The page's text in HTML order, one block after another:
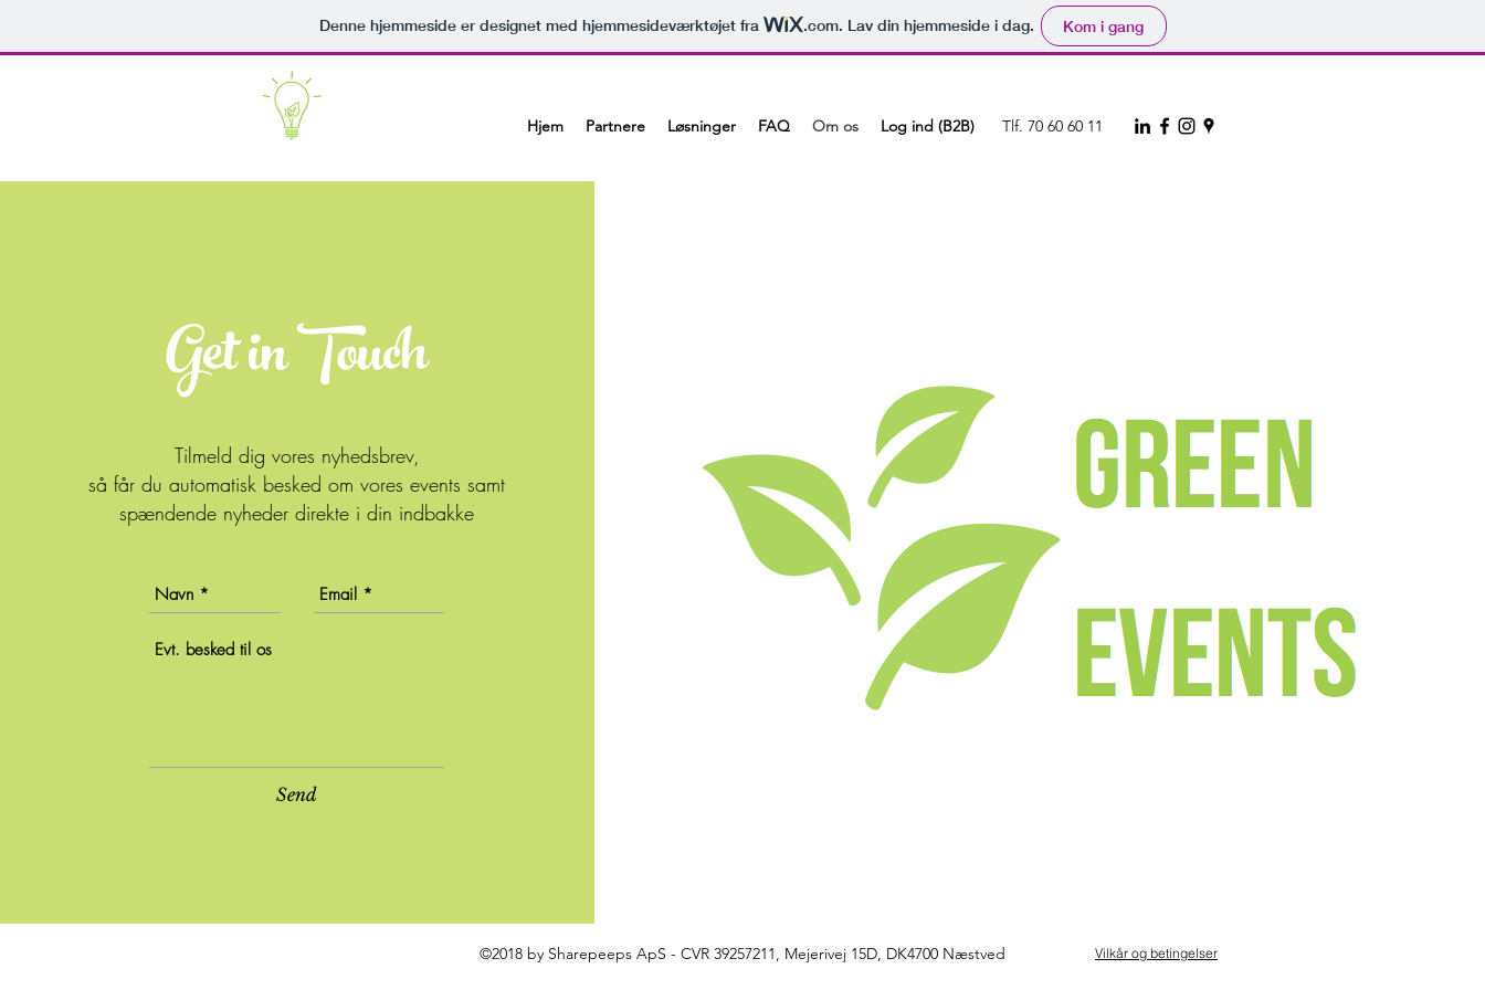
Denne hjemmeside er designet med hjemmesideværktøjet fra .com. Lav din hjemmeside i dag. Kom i gang
Hjem Partnere Løsninger FAQ Om os Log ind (B2B) Tlf. 70 60 60 11
Get in Touch
Tilmeld dig vores nyhedsbrev,
så får du automatisk besked om vores events samt
spændende nyheder direkte i din indbakke
Send
©2018 by Sharepeeps ApS - CVR 39257211, Mejerivej 15D, DK4700 Næstved Vilkår og betingelser